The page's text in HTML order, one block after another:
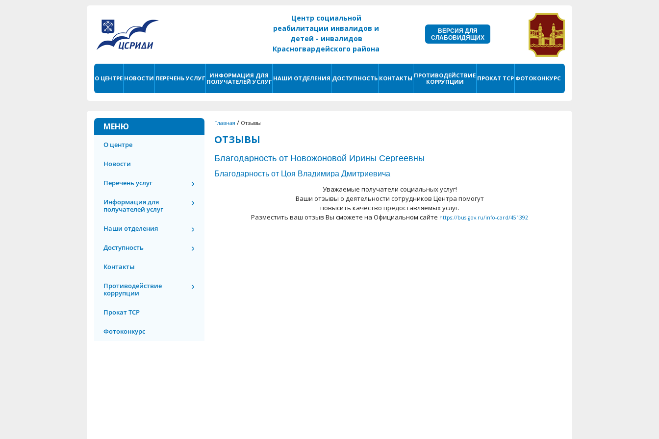
Центр социальной
реабилитации инвалидов и
детей - инвалидов
Красногвардейского района
ВЕРСИЯ ДЛЯ
СЛАБОВИДЯЩИХ
О ЦЕНТРЕ НОВОСТИ ПЕРЕЧЕНЬ УСЛУГ
ИНФОРМАЦИЯ ДЛЯ
ПОЛУЧАТЕЛЕЙ УСЛУГ НАШИ ОТДЕЛЕНИЯ ДОСТУПНОСТЬ КОНТАКТЫ ПРОТИВОДЕЙСТВИЕ
КОРРУПЦИИ
ПРОКАТ ТСР ФОТОКОНКУРС
МЕНЮ
О центре
Новости
Перечень услуг
Информация для
получателей услуг
Наши отделения
Доступность
Контакты
Противодействие
коррупции
Прокат ТСР
Фотоконкурс
Главная / Отзывы
ОТЗЫВЫ
Благодарность от Новожоновой Ирины Сергеевны
Благодарность от Цоя Владимира Дмитриевича
Уважаемые получатели социальных услуг!
Ваши отзывы о деятельности сотрудников Центра помогут
повысить качество предоставляемых услуг.
Разместить ваш отзыв Вы сможете на Официальном сайте https://bus.gov.ru/info-card/451392